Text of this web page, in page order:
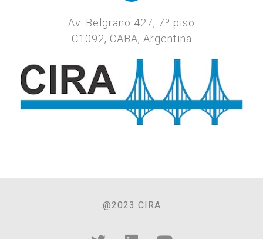
Av. Belgrano 427, 7º piso
C1092, CABA, Argentina
@2023 CIRA